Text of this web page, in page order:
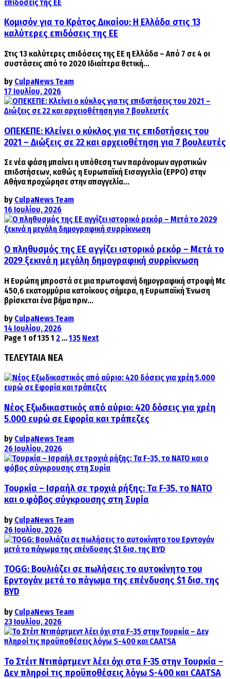
Κομισόν για το Κράτος Δικαίου: Η Ελλάδα στις 13
καλύτερες επιδόσεις της ΕΕ
Στις 13 καλύτερες επιδόσεις της ΕΕ η Ελλάδα – Από 7 σε 4 οι
συστάσεις από το 2020 Ιδιαίτερα θετική...
by CulpaNews Team
17 Ιουλίου, 2026
ΟΠΕΚΕΠΕ: Κλείνει ο κύκλος για τις επιδοτήσεις του
2021 – Διώξεις σε 22 και αρχειοθέτηση για 7 βουλευτές
Σε νέα φάση μπαίνει η υπόθεση των παράνομων αγροτικών
επιδοτήσεων, καθώς η Ευρωπαϊκή Εισαγγελία (EPPO) στην
Αθήνα προχώρησε στην απαγγελία...
by CulpaNews Team
16 Ιουλίου, 2026
Ο πληθυσμός της ΕΕ αγγίζει ιστορικό ρεκόρ – Μετά το
2029 ξεκινά η μεγάλη δημογραφική συρρίκνωση
Η Ευρώπη μπροστά σε μια πρωτοφανή δημογραφική στροφή Με
450,6 εκατομμύρια κατοίκους σήμερα, η Ευρωπαϊκή Ένωση
βρίσκεται ένα βήμα πριν...
by CulpaNews Team
14 Ιουλίου, 2026
Page 1 of 1351 2 …135 Next
ΤΕΛΕΥΤΑΙΑ ΝΕΑ
Νέος Εξωδικαστικός από αύριο: 420 δόσεις για χρέη
5.000 ευρώ σε Εφορία και τράπεζες
by CulpaNews Team
26 Ιουλίου, 2026
Τουρκία – Ισραήλ σε τροχιά ρήξης: Τα F-35, το ΝΑΤΟ
και ο φόβος σύγκρουσης στη Συρία
by CulpaNews Team
26 Ιουλίου, 2026
TOGG: Βουλιάζει σε πωλήσεις το αυτοκίνητο του
Ερντογάν μετά το πάγωμα της επένδυσης $1 δισ. της
BYD
by CulpaNews Team
23 Ιουλίου, 2026
Το Στέιτ Ντιπάρτμεντ λέει όχι στα F-35 στην Τουρκία –
Δεν πληροί τις προϋποθέσεις λόγω S-400 και CAATSA